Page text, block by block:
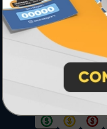
Folder, Flyer e Panfleto
Banners e Lonas
Calendários 2027